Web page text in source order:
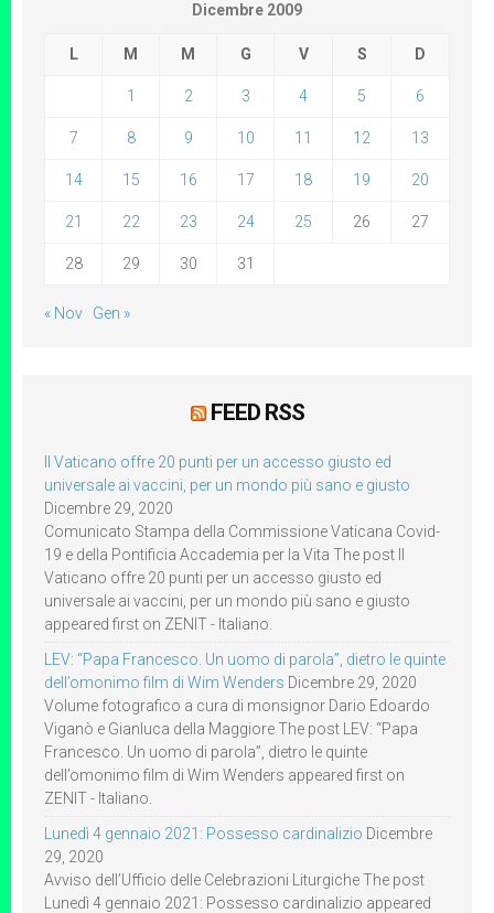
Dicembre 2009
L M M G V S D
1 2 3 4 5 6
7 8 9 10 11 12 13
14 15 16 17 18 19 20
21 22 23 24 25 26 27
28 29 30 31
« Nov Gen »
FEED RSS
Il Vaticano offre 20 punti per un accesso giusto ed
universale ai vaccini, per un mondo più sano e giusto
Dicembre 29, 2020
Comunicato Stampa della Commissione Vaticana Covid-
19 e della Pontificia Accademia per la Vita The post Il
Vaticano offre 20 punti per un accesso giusto ed
universale ai vaccini, per un mondo più sano e giusto
appeared first on ZENIT - Italiano.
LEV: “Papa Francesco. Un uomo di parola”, dietro le quinte
dell’omonimo film di Wim Wenders Dicembre 29, 2020
Volume fotografico a cura di monsignor Dario Edoardo
Viganò e Gianluca della Maggiore The post LEV: “Papa
Francesco. Un uomo di parola”, dietro le quinte
dell’omonimo film di Wim Wenders appeared first on
ZENIT - Italiano.
Lunedì 4 gennaio 2021: Possesso cardinalizio Dicembre
29, 2020
Avviso dell’Ufficio delle Celebrazioni Liturgiche The post
Lunedì 4 gennaio 2021: Possesso cardinalizio appeared